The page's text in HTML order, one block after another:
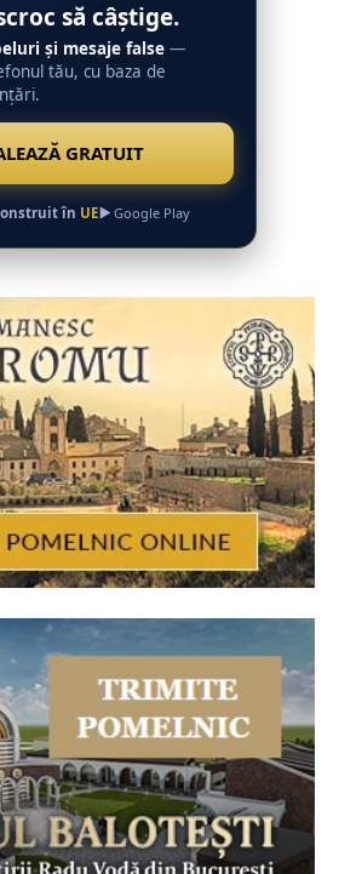
să câștige.
și mesaje false —
tău, cu baza de
GRATUIT
în UE Google Play